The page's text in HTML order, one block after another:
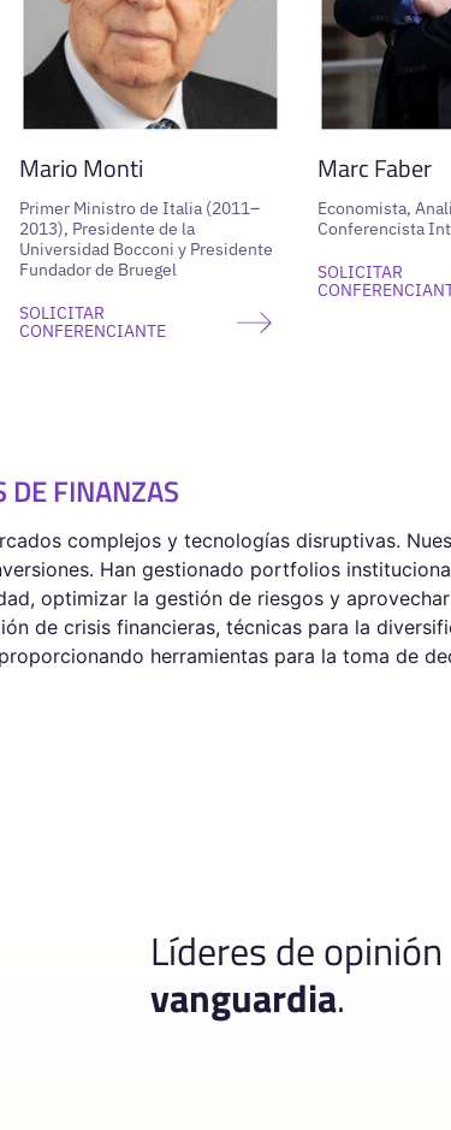
Mario Monti
Primer Ministro de Italia (2011–
2013), Presidente de la
Universidad Bocconi y Presidente
Fundador de Bruegel
SOLICITAR
CONFERENCIANTE
Marc Faber
Economista,
Conferencista
SOLICITAR
DE FINANZAS
complejos y tecnologías disruptivas.
Han gestionado portfolios
optimizar la gestión de riesgos y
de crisis financieras, técnicas para la
herramientas para la toma de
Líderes de
vanguardia.